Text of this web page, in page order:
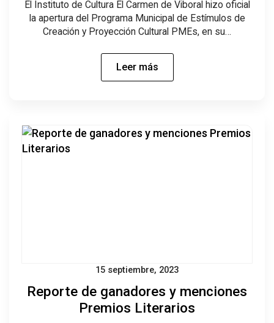
El Instituto de Cultura El Carmen de Viboral hizo oficial
la apertura del Programa Municipal de Estímulos de
Creación y Proyección Cultural PMEs, en su…
Leer más
Reporte de ganadores y menciones
Premios Literarios
15 septiembre, 2023